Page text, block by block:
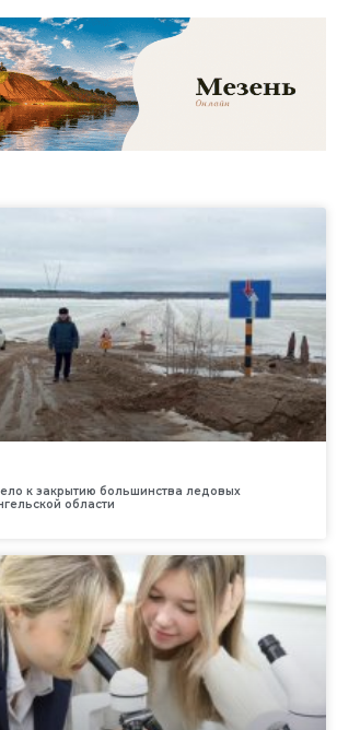
к закрытию большинства ледовых
области